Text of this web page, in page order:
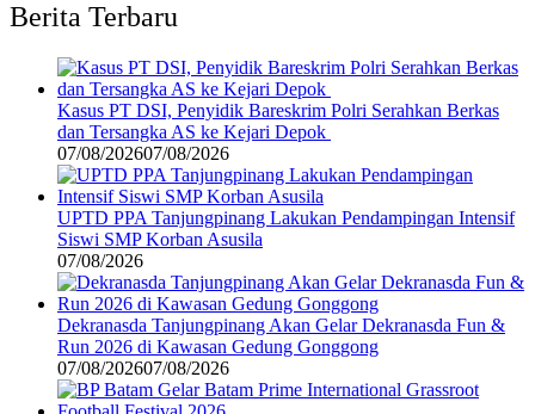
Berita Terbaru
Kasus PT DSI, Penyidik Bareskrim Polri Serahkan Berkas
dan Tersangka AS ke Kejari Depok
07/08/202607/08/2026
UPTD PPA Tanjungpinang Lakukan Pendampingan Intensif
Siswi SMP Korban Asusila
07/08/2026
Dekranasda Tanjungpinang Akan Gelar Dekranasda Fun &
Run 2026 di Kawasan Gedung Gonggong
07/08/202607/08/2026